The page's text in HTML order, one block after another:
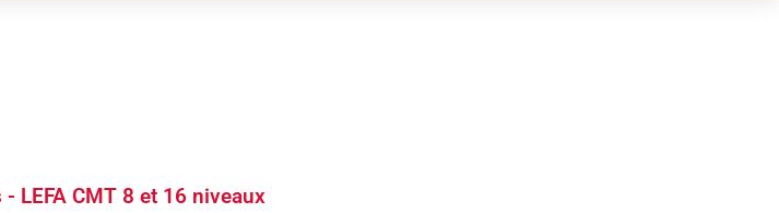
LEFA CMT 8 et 16 niveaux